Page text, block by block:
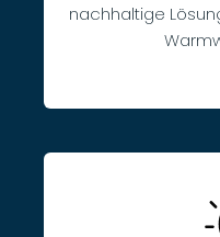
nachhaltige